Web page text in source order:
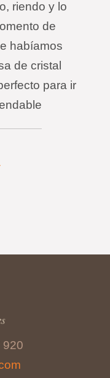
riendo y lo
de
habíamos
de cristal
para ir